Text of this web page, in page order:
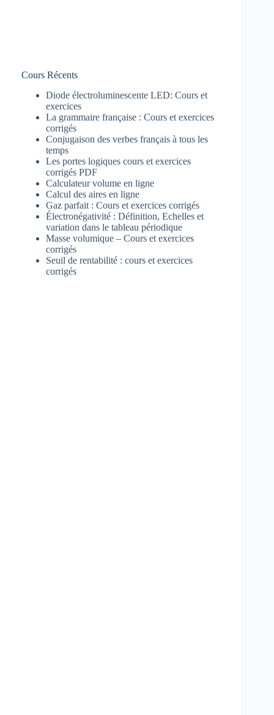
Cours Récents
Diode électroluminescente LED: Cours et
exercices
La grammaire française : Cours et exercices
corrigés
Conjugaison des verbes français à tous les
temps
Les portes logiques cours et exercices
corrigés PDF
Calculateur volume en ligne
Calcul des aires en ligne
Gaz parfait : Cours et exercices corrigés
Électronégativité : Définition, Echelles et
variation dans le tableau périodique
Masse volumique – Cours et exercices
corrigés
Seuil de rentabilité : cours et exercices
corrigés